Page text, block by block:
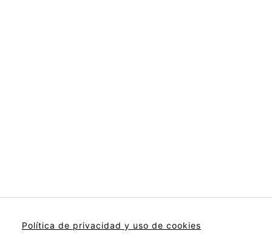
Política de privacidad y uso de cookies